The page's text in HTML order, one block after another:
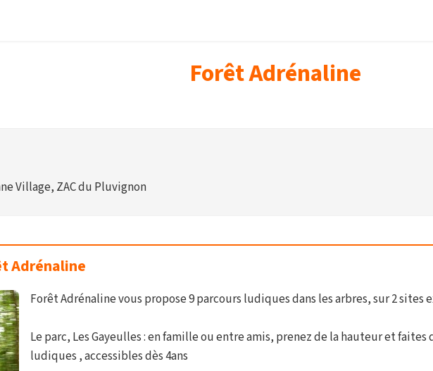
Forêt Adrénaline
Village, ZAC du Pluvignon
Adrénaline
Forêt Adrénaline vous propose 9 parcours ludiques dans les arbres, sur 2 sites
Le parc, Les Gayeulles : en famille ou entre amis, prenez de la hauteur et
ludiques , accessibles dès 4ans